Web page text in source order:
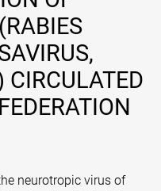
CIRCULATED
neurotropic virus of